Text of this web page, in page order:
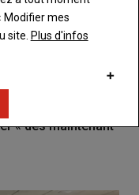
« dès maintenant
Modifier mes
site. Plus d'infos